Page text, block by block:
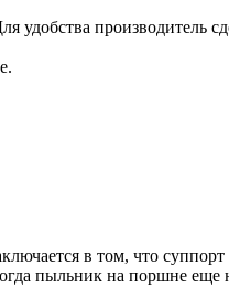
производитель
в том, что
пыльник на поршне еще